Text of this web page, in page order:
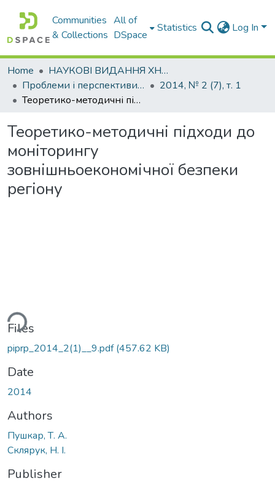
Communities
& Collections
All of
DSpace
Statistics Log In
Home
НАУКОВІ ВИДАННЯ ХНАДУ
Проблеми і перспективи розвитку підприємництва
2014, № 2 (7), т. 1
Теоретико-методичні підходи до моніторингу зовнішньоекономічної безпеки регіону
Теоретико-методичні підходи до
моніторингу
зовнішньоекономічної безпеки
регіону
Files
piprp_2014_2(1)__9.pdf(457.62 KB)
Date
2014
Authors
Пушкар, Т. А.
Склярук, Н. І.
Publisher